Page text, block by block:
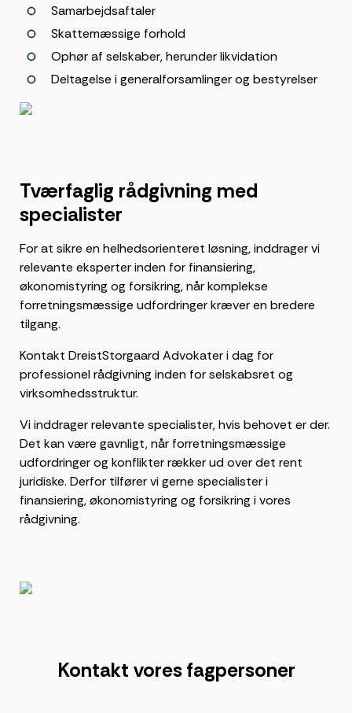
Samarbejdsaftaler
Skattemæssige forhold
Ophør af selskaber, herunder likvidation
Deltagelse i generalforsamlinger og bestyrelser
Tværfaglig rådgivning med
specialister
For at sikre en helhedsorienteret løsning, inddrager vi
relevante eksperter inden for finansiering,
økonomistyring og forsikring, når komplekse
forretningsmæssige udfordringer kræver en bredere
tilgang.
Kontakt DreistStorgaard Advokater i dag for
professionel rådgivning inden for selskabsret og
virksomhedsstruktur.
Vi inddrager relevante specialister, hvis behovet er der.
Det kan være gavnligt, når forretningsmæssige
udfordringer og konflikter rækker ud over det rent
juridiske. Derfor tilfører vi gerne specialister i
finansiering, økonomistyring og forsikring i vores
rådgivning.
Kontakt vores fagpersoner